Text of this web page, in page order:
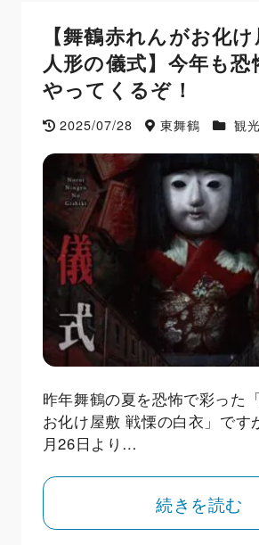
【舞鶴赤れんがお化
人形の儀式】今年も
やってくるぞ！
2025/07/28 東舞鶴 観光
昨年舞鶴の夏を恐怖で彩った
お化け屋敷 戦慄の白衣」です
月26日より…
続きを読む